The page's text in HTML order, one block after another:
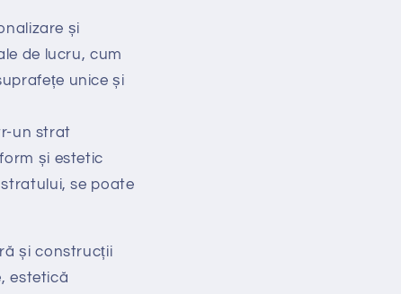
și
de lucru, cum
unice și
un strat
și estetic
se poate
și construcții
estetică